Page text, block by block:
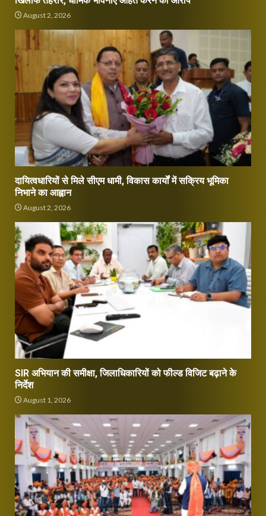
August 2, 2026
दायित्वधारियों से मिले सीएम धामी, विकास कार्यों में सक्रिय भूमिका
निभाने का आह्वान
August 2, 2026
SIR अभियान की समीक्षा, जिलाधिकारियों को फील्ड विजिट बढ़ाने के
निर्देश
August 1, 2026